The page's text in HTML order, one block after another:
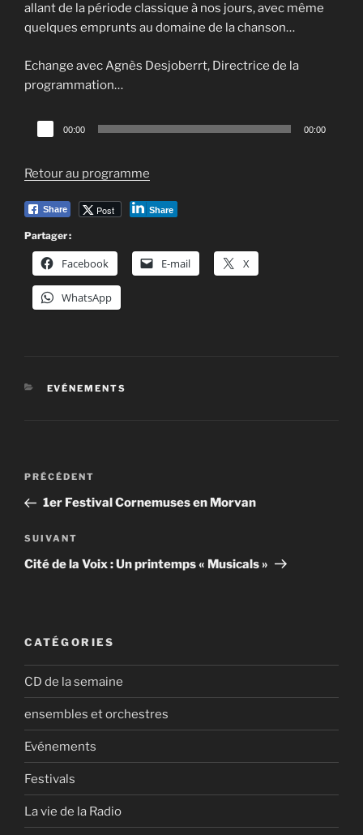
allant de la période classique à nos jours, avec même
quelques emprunts au domaine de la chanson…
Echange avec Agnès Desjoberrt, Directrice de la
programmation…
Lecteur
audio
00:00 00:00
Retour au programme
Share Post Share
Partager :
Facebook E-mail X
WhatsApp
CATÉGORIES
EVÉNEMENTS
Navigation
l’article
Article
précédent
PRÉCÉDENT
1er Festival Cornemuses en Morvan
Article
suivant
SUIVANT
Cité de la Voix : Un printemps « Musicals »
CATÉGORIES
CD de la semaine
ensembles et orchestres
Evénements
Festivals
La vie de la Radio